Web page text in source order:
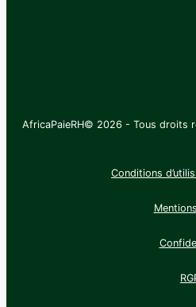
AfricaPaieRH© 2026 - Tous droits
Conditions